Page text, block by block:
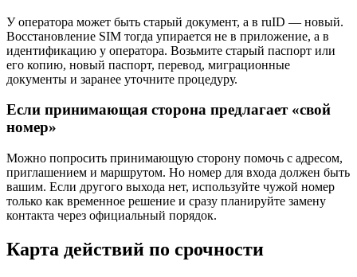
У оператора может быть старый документ, а в ruID — новый.
Восстановление SIM тогда упирается не в приложение, а в
идентификацию у оператора. Возьмите старый паспорт или
его копию, новый паспорт, перевод, миграционные
документы и заранее уточните процедуру.
Если принимающая сторона предлагает «свой
номер»
Можно попросить принимающую сторону помочь с адресом,
приглашением и маршрутом. Но номер для входа должен быть
вашим. Если другого выхода нет, используйте чужой номер
только как временное решение и сразу планируйте замену
контакта через официальный порядок.
Карта действий по срочности